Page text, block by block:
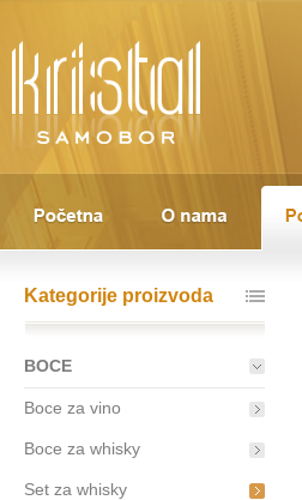
Kategorije proizvoda
BOCE
Boce za vino
Boce za whisky
Set za whisky